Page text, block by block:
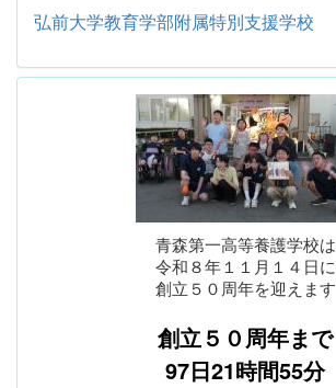
弘前大学教育学部附属特別支援学校
青森第一高等養護学校は
令和８年１１月１４日に
創立５０周年を迎えます
創立５０周年まで
97日21時間55分